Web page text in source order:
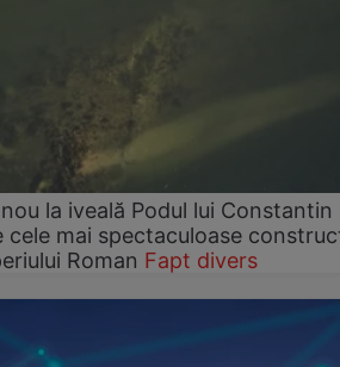
la iveală Podul lui Constantin
cele mai spectaculoase
Roman Fapt divers